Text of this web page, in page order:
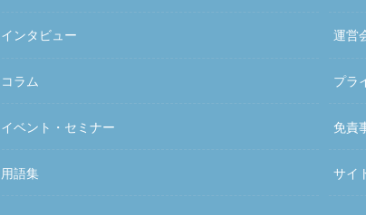
インタビュー
コラム
イベント・セミナー
用語集
運営
プラ
免責
サイ